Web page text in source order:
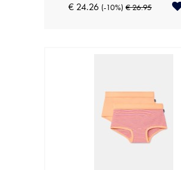
€ 24.26 (-10%) € 26.95